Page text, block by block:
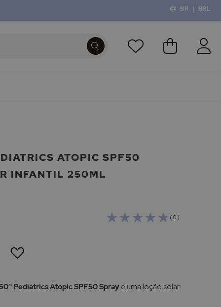
BR | BRL
O Meu
ATOPIC SPF50
INFANTIL 250ML
( 0 )
LISTA
Pediatrics Atopic SPF50 Sprayé uma loção solar